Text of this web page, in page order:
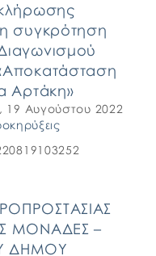
κλήρωσης
συγκρότηση
Αρτάκη»
19 Αυγούστου 2022
ΜΟΝΑΔΕΣ –
ΔΗΜΟΥ